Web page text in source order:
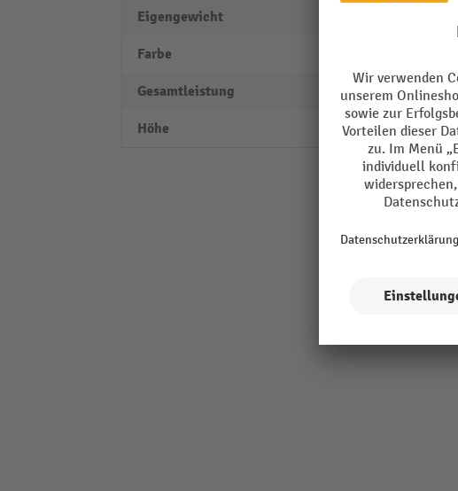
Eigengewicht
Farbe
Gesamtleistung 1.600 W
Höhe 200 mm